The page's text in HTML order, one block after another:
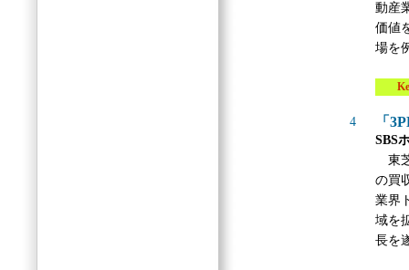
動産
価値
場を
Key
4 「
SBS
東
の買
業界
域を
長を